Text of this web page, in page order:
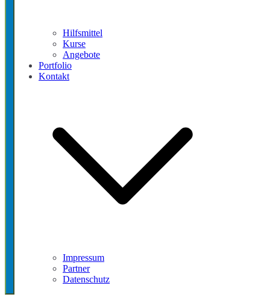
Hilfsmittel
Kurse
Angebote
Portfolio
Kontakt
Impressum
Partner
Datenschutz